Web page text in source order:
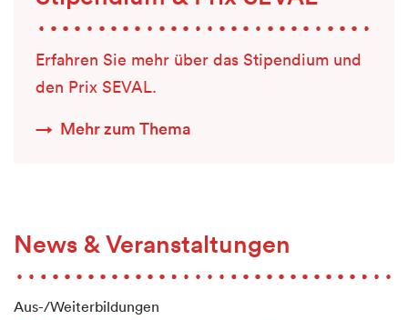
Erfahren Sie mehr über das Stipendium und
den Prix SEVAL.
Mehr zum Thema
News & Veranstaltungen
Aus-/Weiterbildungen